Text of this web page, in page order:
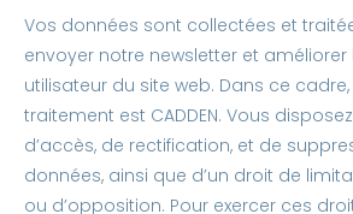
Vos données sont collectées et
envoyer notre newsletter et améliorer
utilisateur du site web. Dans ce
traitement est CADDEN. Vous
d’accès, de rectification, et de
données, ainsi que d’un droit de
ou d’opposition. Pour exercer ces